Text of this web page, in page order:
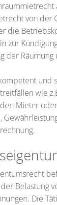
von der
die
zur
der
und
wie
Mieter
Belastung
Die